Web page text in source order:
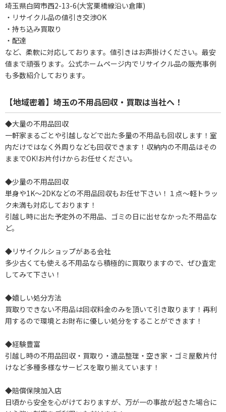
埼玉県白岡市西2-13-6(大宮栗橋線沿い倉庫)
・リサイクル品の値引き交渉OK
・持ち込み買取り
・配達
など、柔軟に対応しております。値引きはお声掛けください。最安
値まで頑張ります。公式ホームページ内でリサイクル品の販売事例
も多数紹介しております。
【地域密着】埼玉の不用品回収・買取は当社へ！
◆大量の不用品回収
一軒家まるごとや引越しなどで出た多量の不用品も回収します！室
内だけではなく外周りなども回収できます！収納内の不用品はその
ままでOK!お片付けからお任せください。
◆少量の不用品回収
単身や1K～2DKなどの不用品回収もお任せ下さい！１点～軽トラッ
ク未満も対応しております！
引越し時に出た予定外の不用品、ゴミの日に出せなかった不用品な
ど。
◆リサイクルショップがある会社
多少古くても使える不用品なら積極的に買取りますので、ぜひ査定
してみて下さい！
◆嬉しい処分方法
買取りできない不用品は回収料金のみを頂いて引き取ります！再利
用するので環境とお財布に優しい処分をすることができます！
◆経験豊富
引越し時の不用品回収・買取り・遺品整理・空き家・ゴミ屋敷片付
けなど多種多様なサービスを取り揃えています！
◆賠償保険加入店
日頃から安全を心がけておりますが、万が一の事故が起きた場合に